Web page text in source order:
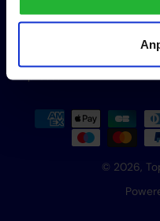
AGB
© 2026,